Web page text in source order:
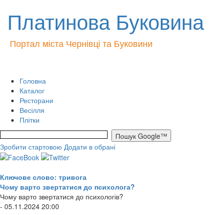
Платинова Буковина
Портал міста Чернівці та Буковини
Головна
Каталог
Ресторани
Весілля
Плітки
Зробити стартовою Додати в обрані
Ключове слово: тривога
Чому варто звертатися до психолога?
Чому варто звертатися до психологів?
- 05.11.2024 20:00